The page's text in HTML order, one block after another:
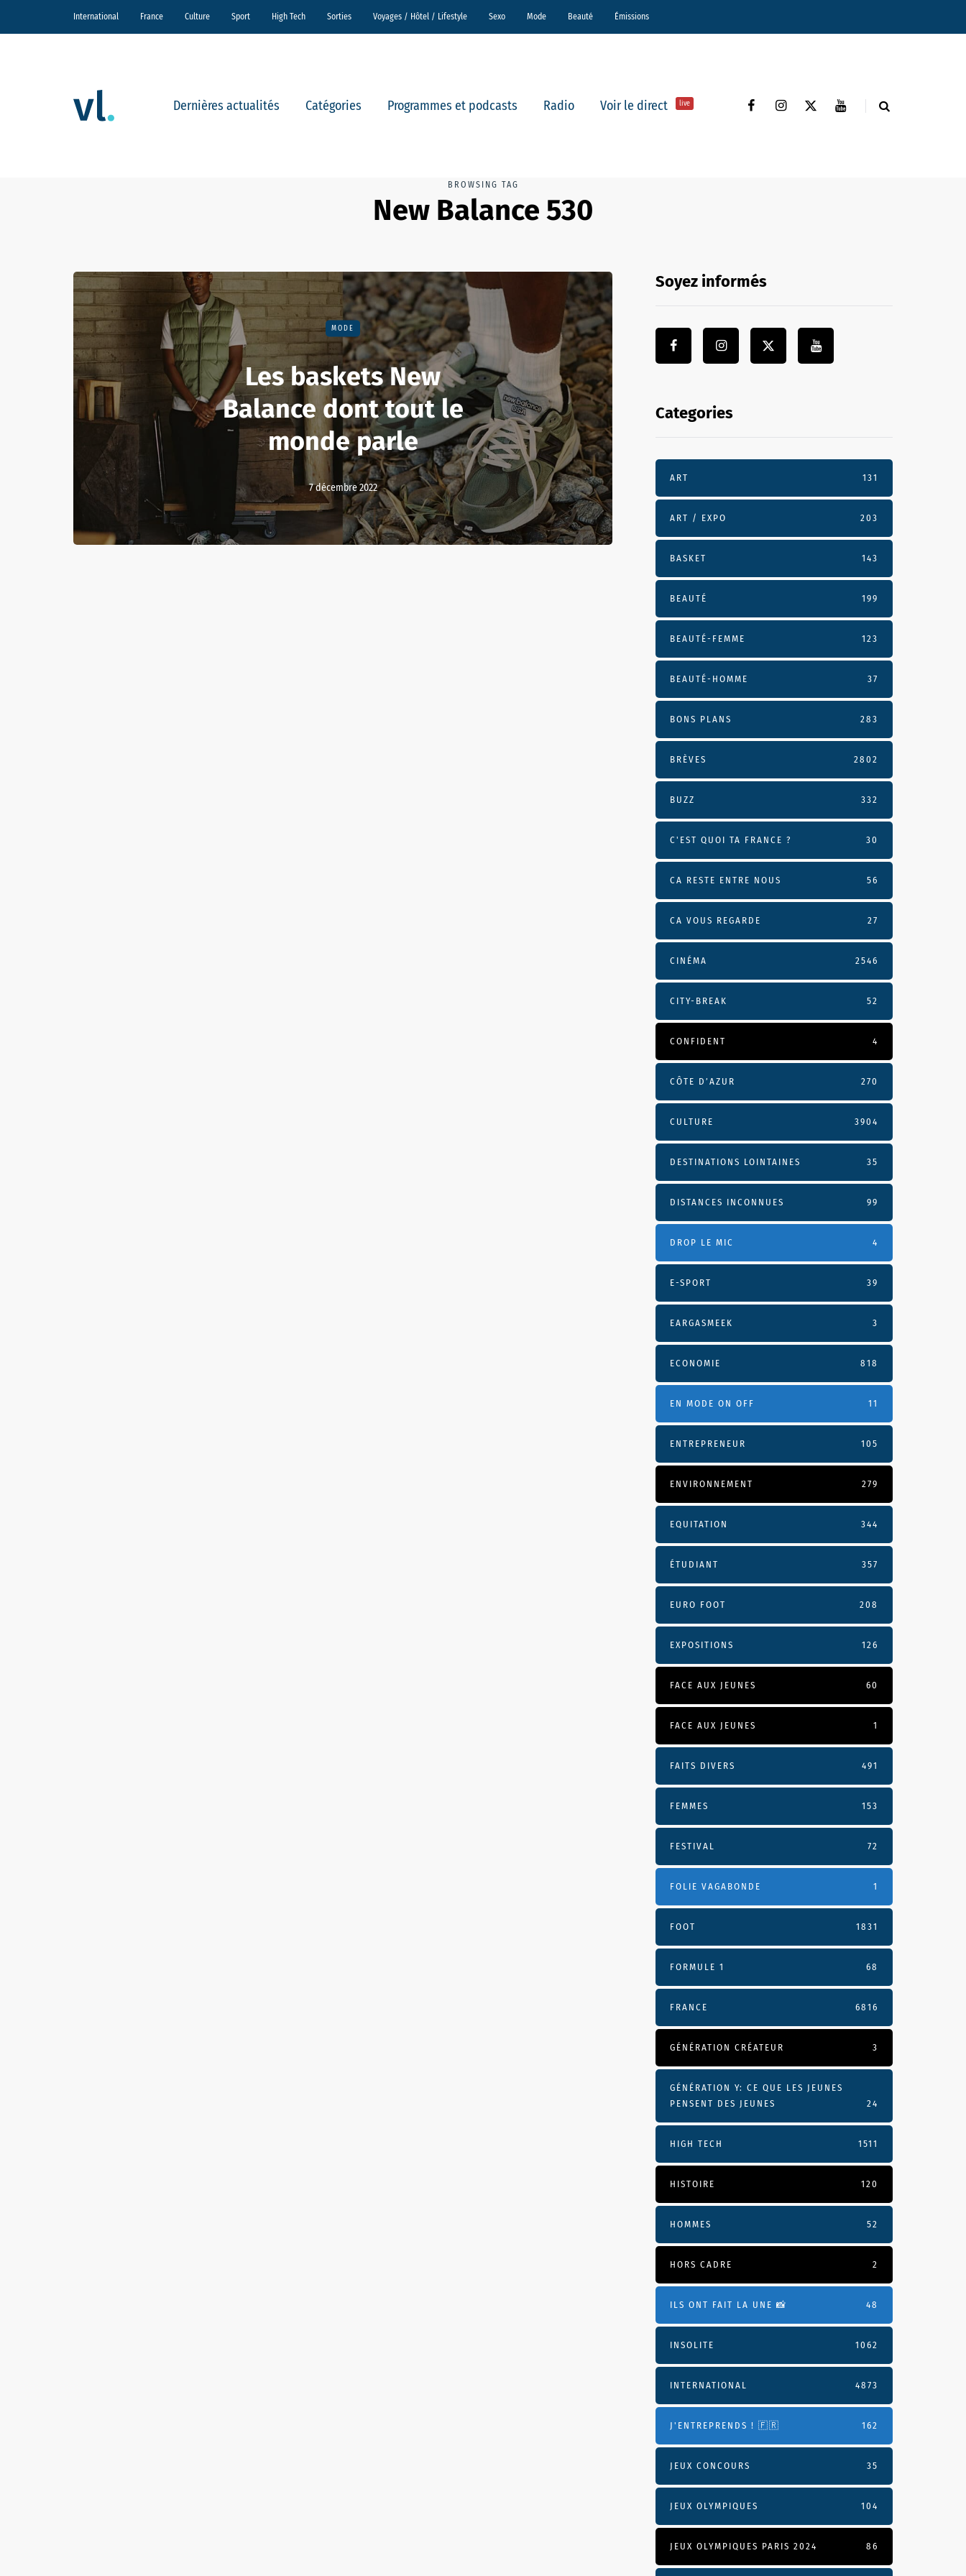
International France Culture Sport High Tech Sorties Voyages / Hôtel / Lifestyle Sexo Mode Beauté Émissions
Dernières actualités Catégories Programmes et podcasts Radio Voir le direct live
BROWSING TAG
New Balance 530
MODE
Les baskets New
Balance dont tout le
monde parle
7 décembre 2022
Soyez informés
Categories
ART 131
ART / EXPO 203
BASKET 143
BEAUTÉ 199
BEAUTÉ-FEMME 123
BEAUTÉ-HOMME 37
BONS PLANS 283
BRÈVES 2802
BUZZ 332
C'EST QUOI TA FRANCE ? 30
CA RESTE ENTRE NOUS 56
CA VOUS REGARDE 27
CINÉMA 2546
CITY-BREAK 52
CONFIDENT 4
CÔTE D’AZUR 270
CULTURE 3904
DESTINATIONS LOINTAINES 35
DISTANCES INCONNUES 99
DROP LE MIC 4
E-SPORT 39
EARGASMEEK 3
ECONOMIE 818
EN MODE ON OFF 11
ENTREPRENEUR 105
ENVIRONNEMENT 279
EQUITATION 344
ÉTUDIANT 357
EURO FOOT 208
EXPOSITIONS 126
FACE AUX JEUNES 60
FACE AUX JEUNES 1
FAITS DIVERS 491
FEMMES 153
FESTIVAL 72
FOLIE VAGABONDE 1
FOOT 1831
FORMULE 1 68
FRANCE 6816
GÉNÉRATION CRÉATEUR 3
GÉNÉRATION Y: CE QUE LES JEUNES
PENSENT DES JEUNES
24
HIGH TECH 1511
HISTOIRE 120
HOMMES 52
HORS CADRE 2
ILS ONT FAIT LA UNE 📸 48
INSOLITE 1062
INTERNATIONAL 4873
J'ENTREPRENDS ! 🇫🇷 162
JEUX CONCOURS 35
JEUX OLYMPIQUES 104
JEUX OLYMPIQUES PARIS 2024 86